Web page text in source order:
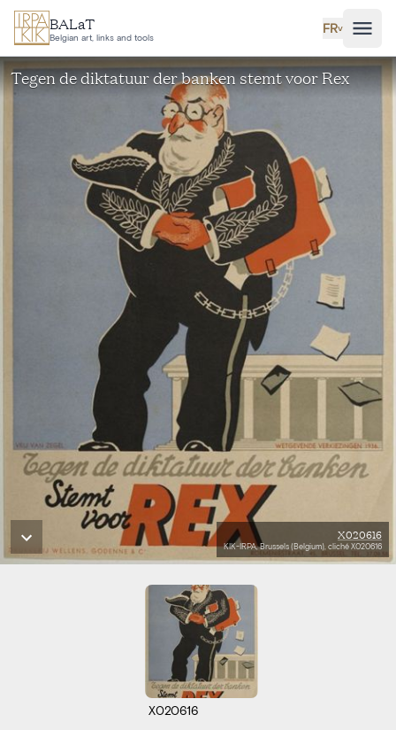
Aller au contenu principal
BALaT
Belgian art, links and tools
FR˅
Tegen de diktatuur der banken stemt voor Rex
X020616
KIK-IRPA, Brussels (Belgium), cliché X020616
X020616